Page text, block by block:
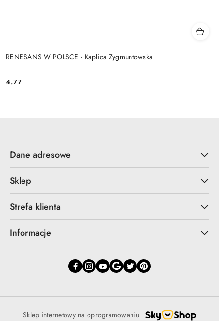
RENESANS W POLSCE - Kaplica Zygmuntowska
Cena:
4.77
Dane adresowe
Sklep
Strefa klienta
Informacje
Sklep internetowy na oprogramowaniu